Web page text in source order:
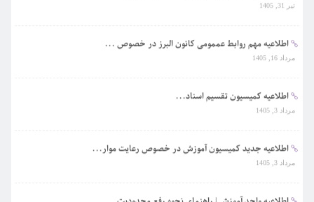
تیر 31, 1405
اطلاعیه مهم روابط عممومی کانون البرز در خصوص ...
مرداد 16, 1405
اطلاعیه کمیسیون تقسیم اسناد...
مرداد 3, 1405
اطلاعیه جدید کمیسیون آموزش در خصوص رعایت موار...
مرداد 3, 1405